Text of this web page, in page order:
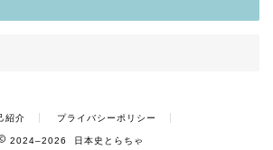
紹介 プライバシーポリシー
2024–2026 日本史とらちゃ